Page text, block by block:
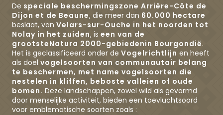
De speciale beschermingszone Arrière-Côte de
Dijon et de Beaune, die meer dan 60.000 hectare
beslaat, van Velars-sur-Ouche in het noorden tot
Nolay in het zuiden, is een van de
grootsteNatura 2000-gebiedenin Bourgondië.
Het is geclassificeerd onder de Vogelrichtlijn en heeft
als doel vogelsoorten van communautair belang
te beschermen, met name vogelsoorten die
nestelen in kliffen, beboste valleien of oude
bomen. Deze landschappen, zowel wild als gevormd
door menselijke activiteit, bieden een toevluchtsoord
voor emblematische soorten zoals :